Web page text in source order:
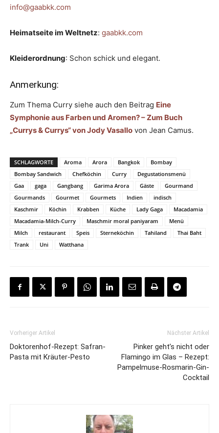
info@gaabkk.com
Heimatseite im Weltnetz: gaabkk.com
Kleiderordnung: Schon schick und elegant.
Anmerkung:
Zum Thema Curry siehe auch den Beitrag Eine
Symphonie aus Farben und Aromen? – Zum Buch
„Currys & Currys“ von Jody Vasallo von Jean Camus.
SCHLAGWORTE Aroma Arora Bangkok
Bombay
Bombay Sandwich
Chefköchin Curry
Degustationsmenü
Gaa
gaga Gangbang Garima Arora Gäste
Gourmand
Gourmands
Gourmet Gourmets Indien
indisch
Kaschmir
Köchin Krabben Küche Lady Gaga
Macadamia
Macadamia-Milch-Curry
Maschmir moral paniyaram
Menü
Milch
restaurant Speis Sterneköchin Tahiland
Thai Baht
Trank
Uni Watthana
Vorheriger Artikel
Doktorenhof-Rezept: Safran-
Pasta mit Kräuter-Pesto
Nächster Artikel
Pinker geht’s nicht oder
Flamingo im Glas – Rezept:
Pampelmuse-Rosmarin-Gin-
Cocktail